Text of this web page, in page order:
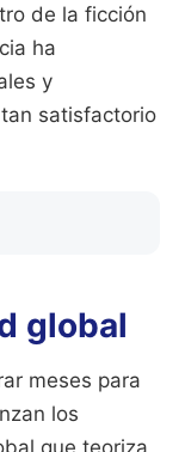
de la ficción
ha
y
satisfactorio
global
meses para
los